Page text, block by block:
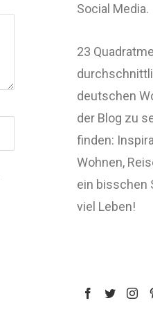
Social Media.
23
deutschen
der Blog zu
finden:
Wohnen,
ein bisschen
viel Leben!